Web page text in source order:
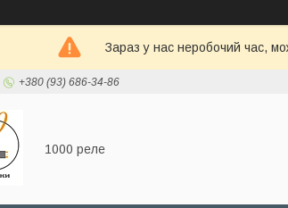
Зараз у нас неробочий час,
+380 (93) 686-34-86
1000 реле